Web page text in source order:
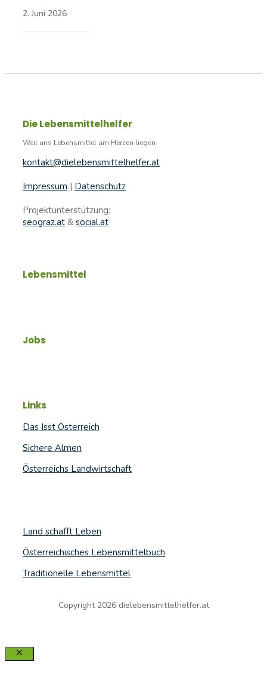
2. Juni 2026
Die Lebensmittelhelfer
Weil uns Lebensmittel am Herzen liegen
kontakt@dielebensmittelhelfer.at
Impressum | Datenschutz
Projektunterstützung:
seograz.at & social.at
Lebensmittel
Jobs
Links
Das Isst Österreich
Sichere Almen
Österreichs Landwirtschaft
Land schafft Leben
Österreichisches Lebensmittelbuch
Traditionelle Lebensmittel
Copyright 2026 dielebensmittelhelfer.at
Schließen